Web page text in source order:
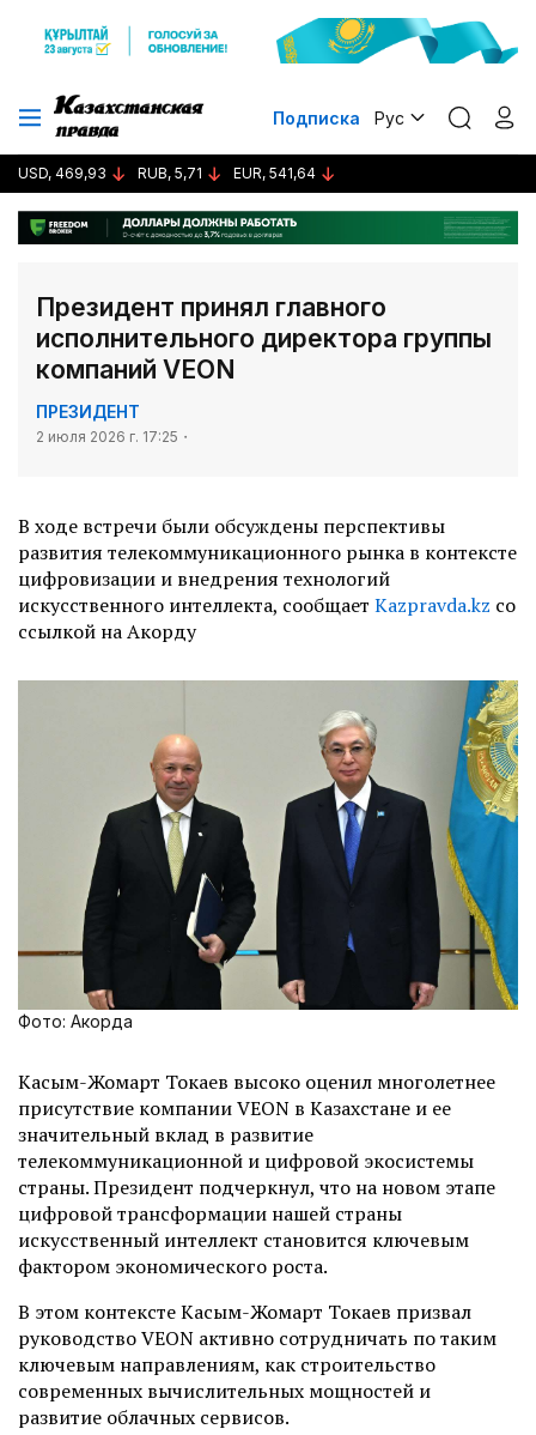
Подписка Рус
USD, 469,93 RUB, 5,71 EUR, 541,64
Президент принял главного
исполнительного директора группы
компаний VEON
ПРЕЗИДЕНТ
2 июля 2026 г. 17:25
В ходе встречи были обсуждены перспективы
развития телекоммуникационного рынка в контексте
цифровизации и внедрения технологий
искусственного интеллекта, сообщает Kazpravda.kz со
ссылкой на Акорду
Фото: Акорда
Касым-Жомарт Токаев высоко оценил многолетнее
присутствие компании VEON в Казахстане и ее
значительный вклад в развитие
телекоммуникационной и цифровой экосистемы
страны. Президент подчеркнул, что на новом этапе
цифровой трансформации нашей страны
искусственный интеллект становится ключевым
фактором экономического роста.
В этом контексте Касым-Жомарт Токаев призвал
руководство VEON активно сотрудничать по таким
ключевым направлениям, как строительство
современных вычислительных мощностей и
развитие облачных сервисов.